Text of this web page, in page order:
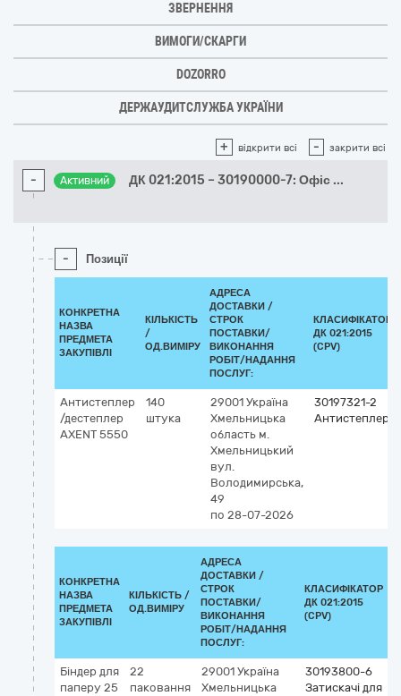
ЗВЕРНЕННЯ
ВИМОГИ/СКАРГИ
DOZORRO
ДЕРЖАУДИТСЛУЖБА УКРАЇНИ
+ відкрити всі - закрити всі
- Активний ДК 021:2015 – 30190000-7: Офіс ...
- Позиції
КОНКРЕТНА
НАЗВА
ПРЕДМЕТА
ЗАКУПІВЛІ
КІЛЬКІСТЬ
/
ОД.ВИМІРУ
АДРЕСА
ДОСТАВКИ /
СТРОК
ПОСТАВКИ/
ВИКОНАННЯ
РОБІТ/НАДАННЯ
ПОСЛУГ:
КЛАСИФІКАТОР
ДК 021:2015
(CPV)
Антистеплер
/дестеплер
AXENT 5550
140
штука
29001 Україна
Хмельницька
область м.
Хмельницький
вул.
Володимирська,
49
по 28-07-2026
30197321-2
Антистеплери
КОНКРЕТНА
НАЗВА
ПРЕДМЕТА
ЗАКУПІВЛІ
КІЛЬКІСТЬ /
ОД.ВИМІРУ
АДРЕСА
ДОСТАВКИ /
СТРОК
ПОСТАВКИ/
ВИКОНАННЯ
РОБІТ/НАДАННЯ
ПОСЛУГ:
КЛАСИФІКАТОР
ДК 021:2015
(CPV)
Біндер для
паперу 25
22
паковання
29001 Україна
Хмельницька
30193800-6
Затискачі для